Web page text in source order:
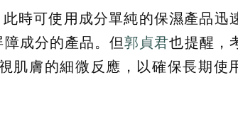
時可使用成分單純的保濕產品迅
成分的產品。但郭貞君也提醒，
肌膚的細微反應，以確保長期使